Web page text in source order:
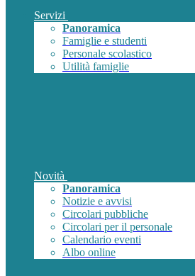
Servizi
Panoramica
Famiglie e studenti
Personale scolastico
Utilità famiglie
Novità
Panoramica
Notizie e avvisi
Circolari pubbliche
Circolari per il personale
Calendario eventi
Albo online